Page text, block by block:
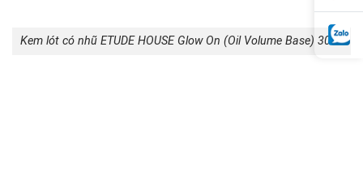
Kem lót có nhũ ETUDE HOUSE Glow On (Oil Volume Base) 30ml